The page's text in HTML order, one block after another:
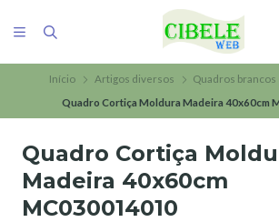
Início Artigos diversos
Quadros brancos
Quadro Cortiça Moldura Madeira 40x60cm
Quadro Cortiça
Madeira 40x60cm
MC030014010